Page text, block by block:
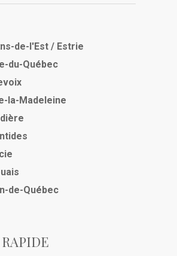
de-l'Est / Estrie
du-Québec
la-Madeleine
de-Québec